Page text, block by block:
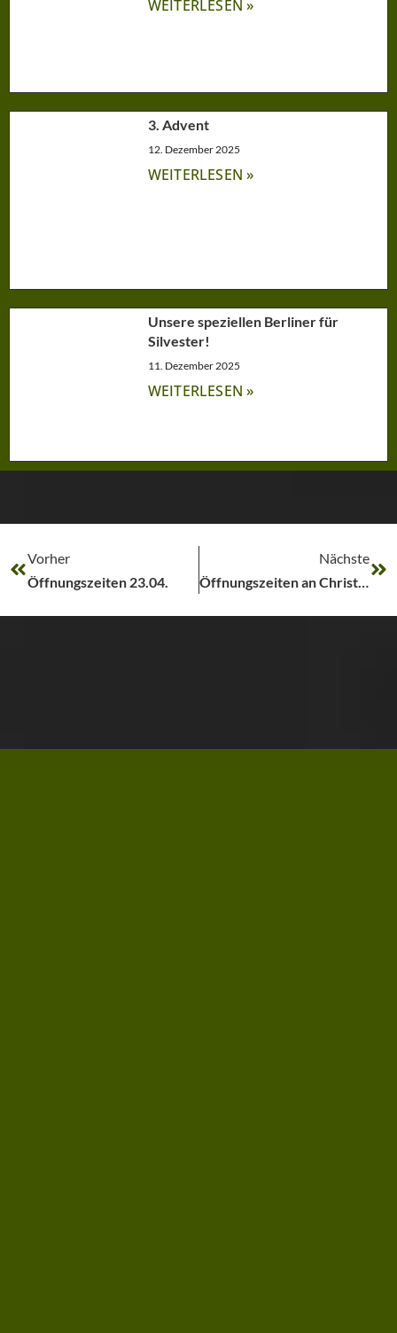
WEITERLESEN »
3. Advent
12. Dezember 2025
WEITERLESEN »
Unsere speziellen Berliner für
Silvester!
11. Dezember 2025
WEITERLESEN »
Vorher
Öffnungszeiten 23.04.
Nächste
Öffnungszeiten an Christi Himmelfahrt